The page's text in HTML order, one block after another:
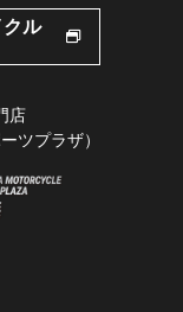
ル
店
ツプラザ）